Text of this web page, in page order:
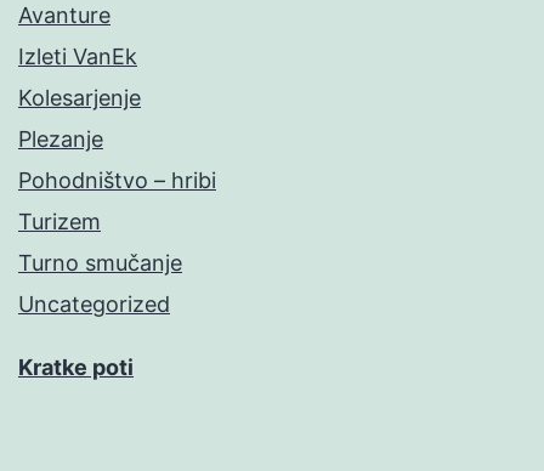
Avanture
Izleti VanEk
Kolesarjenje
Plezanje
Pohodništvo – hribi
Turizem
Turno smučanje
Uncategorized
Kratke poti